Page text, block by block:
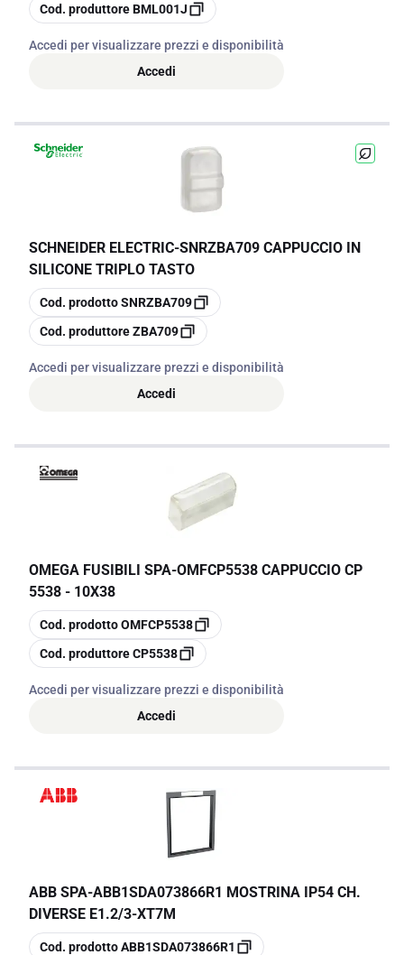
copia
Cod. produttoreBML001J
Accedi per visualizzare prezzi e disponibilità
Accedi
SCHNEIDER ELECTRIC-SNRZBA709 CAPPUCCIO IN
SILICONE TRIPLO TASTO
copia
Cod. prodottoSNRZBA709
copia
Cod. produttoreZBA709
Accedi per visualizzare prezzi e disponibilità
Accedi
OMEGA FUSIBILI SPA-OMFCP5538 CAPPUCCIO CP
5538 - 10X38
copia
Cod. prodottoOMFCP5538
copia
Cod. produttoreCP5538
Accedi per visualizzare prezzi e disponibilità
Accedi
ABB SPA-ABB1SDA073866R1 MOSTRINA IP54 CH.
DIVERSE E1.2/3-XT7M
copia
Cod. prodottoABB1SDA073866R1